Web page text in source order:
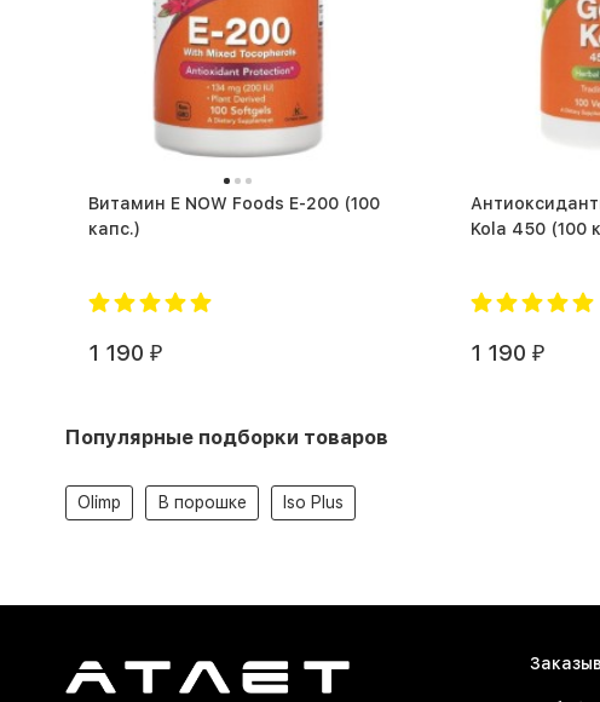
Витамин Е NOW Foods E-200 (100
капс.)
1 190 ₽
Антиоксиданты NOW Foods
Kola 450
1 190 ₽
Популярные подборки товаров
Olimp В порошке Iso Plus